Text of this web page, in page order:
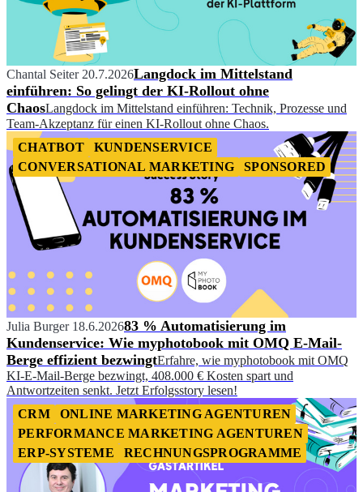
Chantal Seiter 20.7.2026Langdock im Mittelstand
einführen: So gelingt der KI-Rollout ohne
ChaosLangdock im Mittelstand einführen: Technik, Prozesse und
Team-Akzeptanz für einen KI-Rollout ohne Chaos.
CHATBOT
KUNDENSERVICE
CONVERSATIONAL MARKETING
SPONSORED
Julia Burger 18.6.202683 % Automatisierung im
Kundenservice: Wie myphotobook mit OMQ E-Mail-
Berge effizient bezwingtErfahre, wie myphotobook mit OMQ
KI-E-Mail-Berge bezwingt, 408.000 € Kosten spart und
Antwortzeiten senkt. Jetzt Erfolgsstory lesen!
CRM
ONLINE MARKETING AGENTUREN
PERFORMANCE MARKETING AGENTUREN
ERP-SYSTEME
RECHNUNGSPROGRAMME